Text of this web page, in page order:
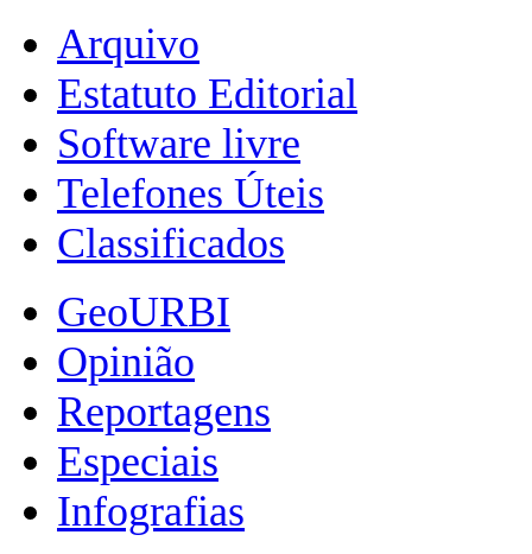
Arquivo
Estatuto Editorial
Software livre
Telefones Úteis
Classificados
GeoURBI
Opinião
Reportagens
Especiais
Infografias